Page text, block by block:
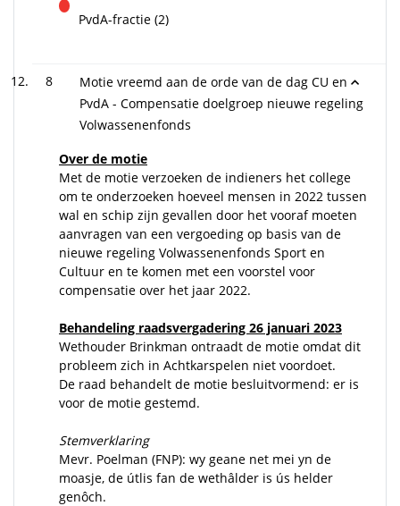
tegenPvdA-fractie (2)
8
Motie vreemd aan de orde van de dag CU en
PvdA - Compensatie doelgroep nieuwe regeling
Volwassenenfonds
Over de motie
Met de motie verzoeken de indieners het college
om te onderzoeken hoeveel mensen in 2022 tussen
wal en schip zijn gevallen door het vooraf moeten
aanvragen van een vergoeding op basis van de
nieuwe regeling Volwassenenfonds Sport en
Cultuur en te komen met een voorstel voor
compensatie over het jaar 2022.
Behandeling raadsvergadering 26 januari 2023
Wethouder Brinkman ontraadt de motie omdat dit
probleem zich in Achtkarspelen niet voordoet.
De raad behandelt de motie besluitvormend: er is
voor de motie gestemd.
Stemverklaring
Mevr. Poelman (FNP): wy geane net mei yn de
moasje, de útlis fan de wethâlder is ús helder
genôch.